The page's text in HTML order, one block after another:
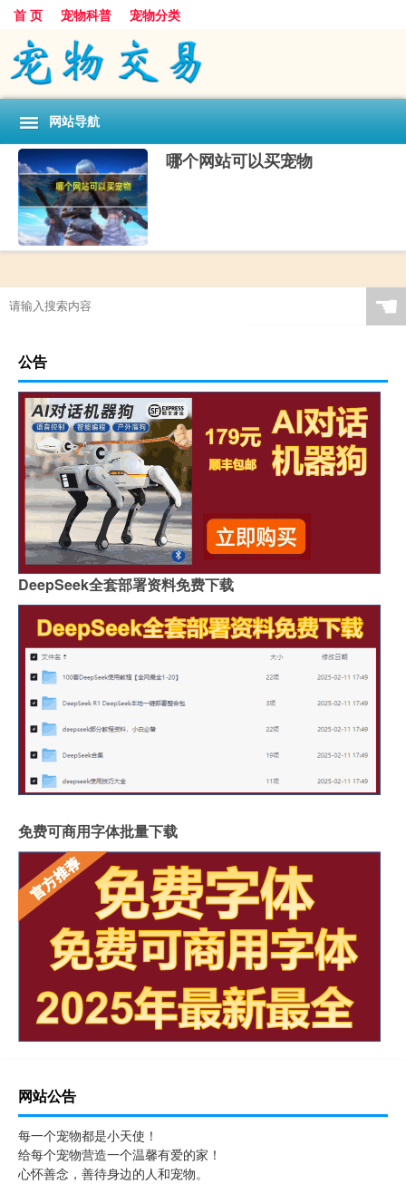
首 页 宠物科普 宠物分类
网站导航
哪个网站可以买宠物
☚
公告
DeepSeek全套部署资料免费下载
免费可商用字体批量下载
网站公告
每一个宠物都是小天使！
给每个宠物营造一个温馨有爱的家！
心怀善念，善待身边的人和宠物。